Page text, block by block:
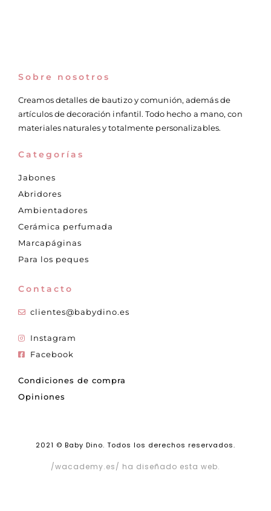
Sobre nosotros
Creamos detalles de bautizo y comunión, además de
artículos de decoración infantil. Todo hecho a mano, con
materiales naturales y totalmente personalizables.
Categorías
Jabones
Abridores
Ambientadores
Cerámica perfumada
Marcapáginas
Para los peques
Contacto
clientes@babydino.es
Instagram
Facebook
Condiciones de compra
Opiniones
2021 © Baby Dino. Todos los derechos reservados.
/wacademy.es/ ha diseñado esta web.